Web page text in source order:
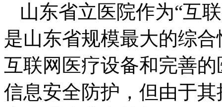
山东省立医院作为“互
是山东省规模最大的综
互联网医疗设备和完善
信息安全防护，但由于